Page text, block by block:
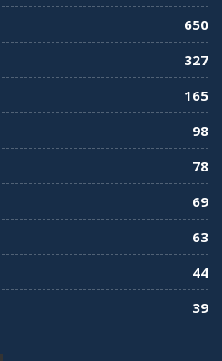
650
327
165
98
78
69
63
44
39